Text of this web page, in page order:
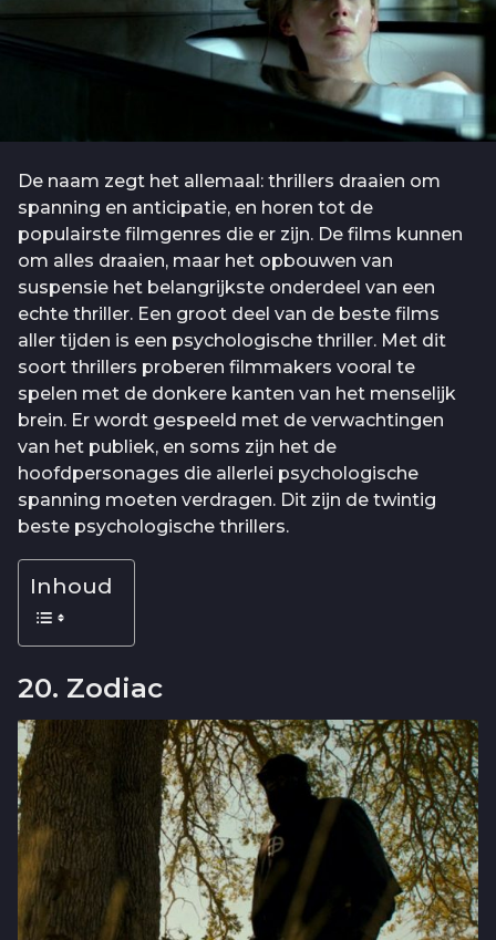
De naam zegt het allemaal: thrillers draaien om
spanning en anticipatie, en horen tot de
populairste filmgenres die er zijn. De films kunnen
om alles draaien, maar het opbouwen van
suspensie het belangrijkste onderdeel van een
echte thriller. Een groot deel van de beste films
aller tijden is een psychologische thriller. Met dit
soort thrillers proberen filmmakers vooral te
spelen met de donkere kanten van het menselijk
brein. Er wordt gespeeld met de verwachtingen
van het publiek, en soms zijn het de
hoofdpersonages die allerlei psychologische
spanning moeten verdragen. Dit zijn de twintig
beste psychologische thrillers.
Inhoud
20. Zodiac